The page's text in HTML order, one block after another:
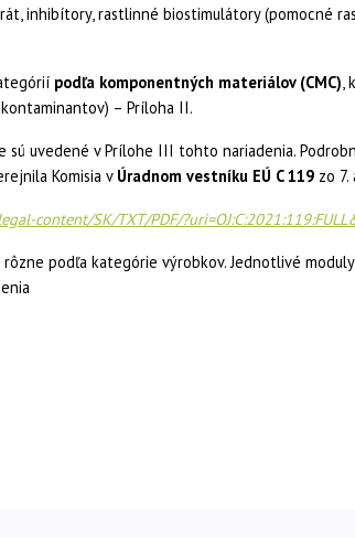
inhibítory, rastlinné biostimulátory (pomocné
podľa komponentných materiálov (CMC),
– Príloha II.
sú uvedené v Prílohe III tohto nariadenia.
Komisia v Úradnom vestníku EÚ C 119 zo
content/SK/TXT/PDF/
rôzne podľa kategórie výrobkov. Jednotlivé